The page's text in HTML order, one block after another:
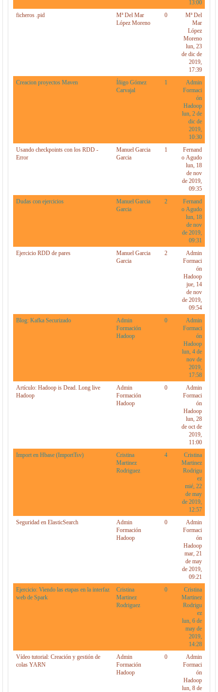
13:00
ficheros .pid
Mª Del Mar
López Moreno
0
Mª Del
Mar
López
Moreno
lun, 23
de dic de
2019,
17:39
Creacion proyectos Maven
Íñigo Gómez
Carvajal
1
Admin
Formaci
ón
Hadoop
lun, 2 de
dic de
2019,
10:30
Usando checkpoints con los RDD -
Error
Manuel Garcia
Garcia
1
Fernand
o Agudo
lun, 18
de nov
de 2019,
09:35
Dudas con ejercicios
Manuel Garcia
Garcia
2
Fernand
o Agudo
lun, 18
de nov
de 2019,
09:31
Ejercicio RDD de pares
Manuel Garcia
Garcia
2
Admin
Formaci
ón
Hadoop
jue, 14
de nov
de 2019,
09:54
Blog: Kafka Securizado
Admin
Formación
Hadoop
0
Admin
Formaci
ón
Hadoop
lun, 4 de
nov de
2019,
17:58
Artículo: Hadoop is Dead. Long live
Hadoop
Admin
Formación
Hadoop
0
Admin
Formaci
ón
Hadoop
lun, 28
de oct de
2019,
11:00
Import en Hbase (ImportTsv)
Cristina
Martinez
Rodriguez
4
Cristina
Martinez
Rodrigu
ez
mié, 22
de may
de 2019,
12:57
Seguridad en ElasticSearch
Admin
Formación
Hadoop
0
Admin
Formaci
ón
Hadoop
mar, 21
de may
de 2019,
09:21
Ejercicio: Viendo las etapas en la interfaz
web de Spark
Cristina
Martinez
Rodriguez
0
Cristina
Martinez
Rodrigu
ez
lun, 6 de
may de
2019,
14:28
Vídeo tutorial: Creación y gestión de
colas YARN
Admin
Formación
Hadoop
0
Admin
Formaci
ón
Hadoop
lun, 8 de